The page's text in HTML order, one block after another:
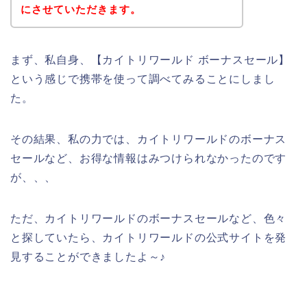
にさせていただきます。
まず、私自身、【カイトリワールド ボーナスセール】
という感じで携帯を使って調べてみることにしまし
た。
その結果、私の力では、カイトリワールドのボーナス
セールなど、お得な情報はみつけられなかったのです
が、、、
ただ、カイトリワールドのボーナスセールなど、色々
と探していたら、カイトリワールドの公式サイトを発
見することができましたよ～♪